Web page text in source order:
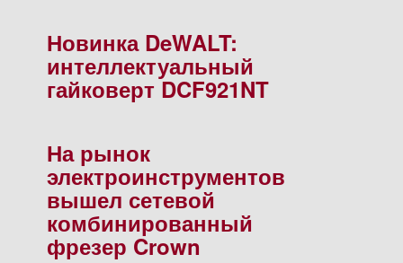
Новинка DeWALT:
интеллектуальный
гайковерт DCF921NT
На рынок
электроинструментов
вышел сетевой
комбинированный
фрезер Crown